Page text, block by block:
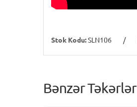
Stok Kodu:SLN106 /
Bənzər Təkərlər